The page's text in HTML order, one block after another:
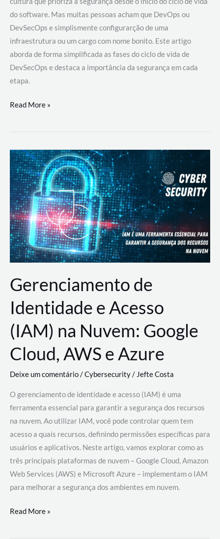
do software. Mas muitas pessoas acham que DevOps ou
DevSecOps e simplismente configurarção de uma
infraestrutura ou um cargo com nome bonito. Este artigo
aborda de forma simplificada as fases do ciclo de vida de
DevSecOps e destaca a importância da segurança em cada
etapa.
DevSecOps
Prática:
Desenvolvimento,
Segurança
e
Operações
Read More »
Gerenciamento de
Identidade e Acesso
(IAM) na Nuvem: Google
Cloud, AWS e Azure
Deixe um comentário/Cybersecurity/ Jefte Costa
O gerenciamento de identidade e acesso (IAM) é uma
ferramenta essencial para garantir a segurança dos recursos
na nuvem. Ao utilizar IAM, você pode controlar quem tem
acesso a quais recursos, definindo permissões específicas para
usuários e aplicativos. Neste artigo, vamos explorar como as
três principais plataformas de nuvem – Google Cloud, Amazon
Web Services (AWS) e Microsoft Azure – implementam o IAM
para melhorar a segurança dos ambientes em nuvem.
Gerenciamento
Read More »